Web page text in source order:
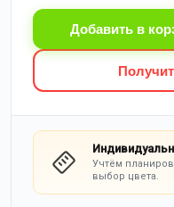
Добавить в
Учтём
выбор цвета.